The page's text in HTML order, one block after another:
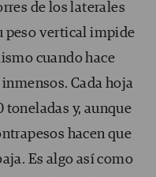
de los laterales
peso vertical impide
cuando hace
Cada hoja
toneladas y, aunque
hacen que
Es algo así como